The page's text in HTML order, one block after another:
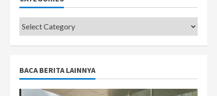
Categories
BACA BERITA LAINNYA